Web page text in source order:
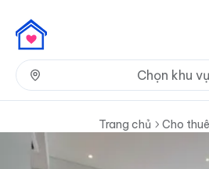
Chọn khu
Trang chủ Cho